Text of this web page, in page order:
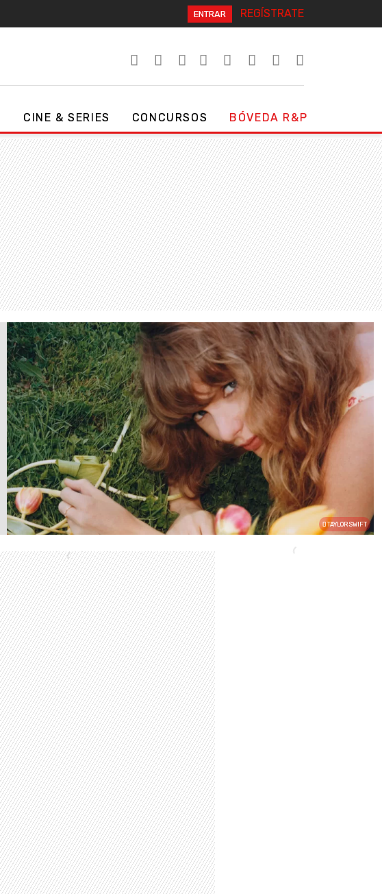
ENTRAR REGÍSTRATE
CINE & SERIES CONCURSOS BÓVEDA R&P
TAYLOR SWIFT